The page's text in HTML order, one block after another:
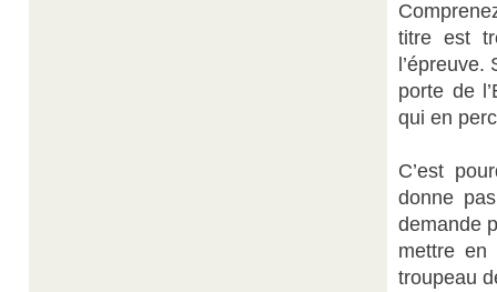
titre est
porte de
qui en
C’est
donne
demande
mettre
troupeau